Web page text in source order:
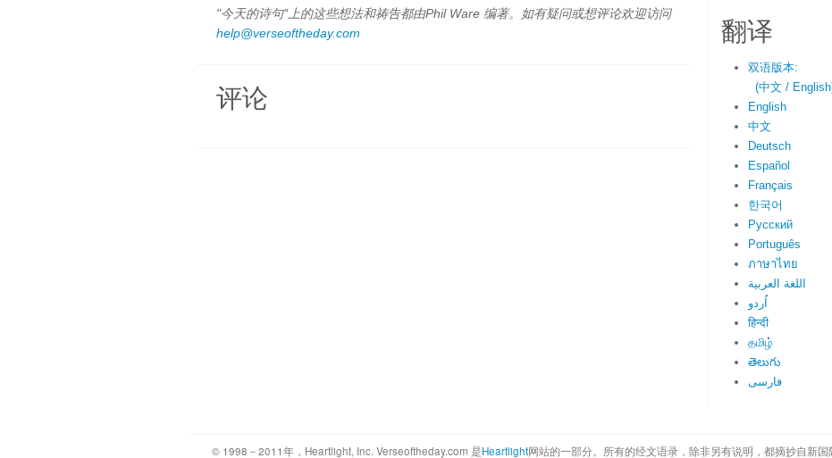
"今天的诗句"上的这些想法和祷告都由Phil Ware 编著。如有疑问或想评论欢迎访问
help@verseoftheday.com
评论
翻译
双语版本:
(中文 /
English
中文
Deutsch
Español
Français
한국어
Русский
Português
ภาษาไทย
اللغة العربية
اُردو
हिन्दी
தமிழ்
తెలుగు
فارسی
© 1998－2011年，Heartlight, Inc. Verseoftheday.com 是Heartlight网站的一部分。所有的经文语录，除非另有说明，都摘抄自新国